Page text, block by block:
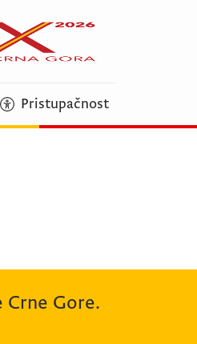
Pristupačnost
Crne Gore.